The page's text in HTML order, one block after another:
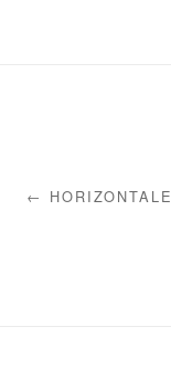
← HORIZONTALE